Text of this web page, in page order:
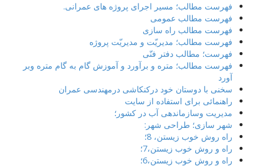
فهرست مطالب؛ مسیر اجرای پروژه های عمرانی.
فهرست مطالب عمومی
فهرست مطالب راه سازی
فهرست مطالب؛ مدیریّت و مدیریّت پروژه
فهرست؛ مطالب دفتر فنّی
فهرست مطالب؛ متره و برآورد و آموزش گام به گام متره وبر
آورد
سخنی با دوستان خود درکنکاشی درمهندسی عمران
راهنمائی برای استفاده از سایت
مدیریت وسازماندهی آب در کشور؛
شهر سازی؛ طراحی شهر:
راه روش خوب زیستن، 8؛
راه و روش خوب زیستن،7؛
راه و روش خوب زیستن،6؛